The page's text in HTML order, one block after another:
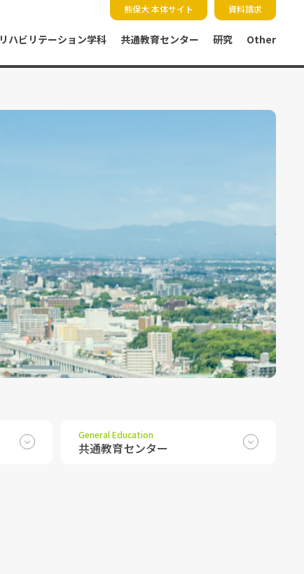
熊保大 本体サイト 資料請求
リハビリテーション学科 共通教育センター 研究 Other
General Education
共通教育センター